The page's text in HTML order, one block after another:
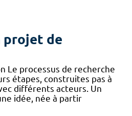
projet de
Le processus de recherche
étapes, construites pas à
différents acteurs. Un
idée, née à partir